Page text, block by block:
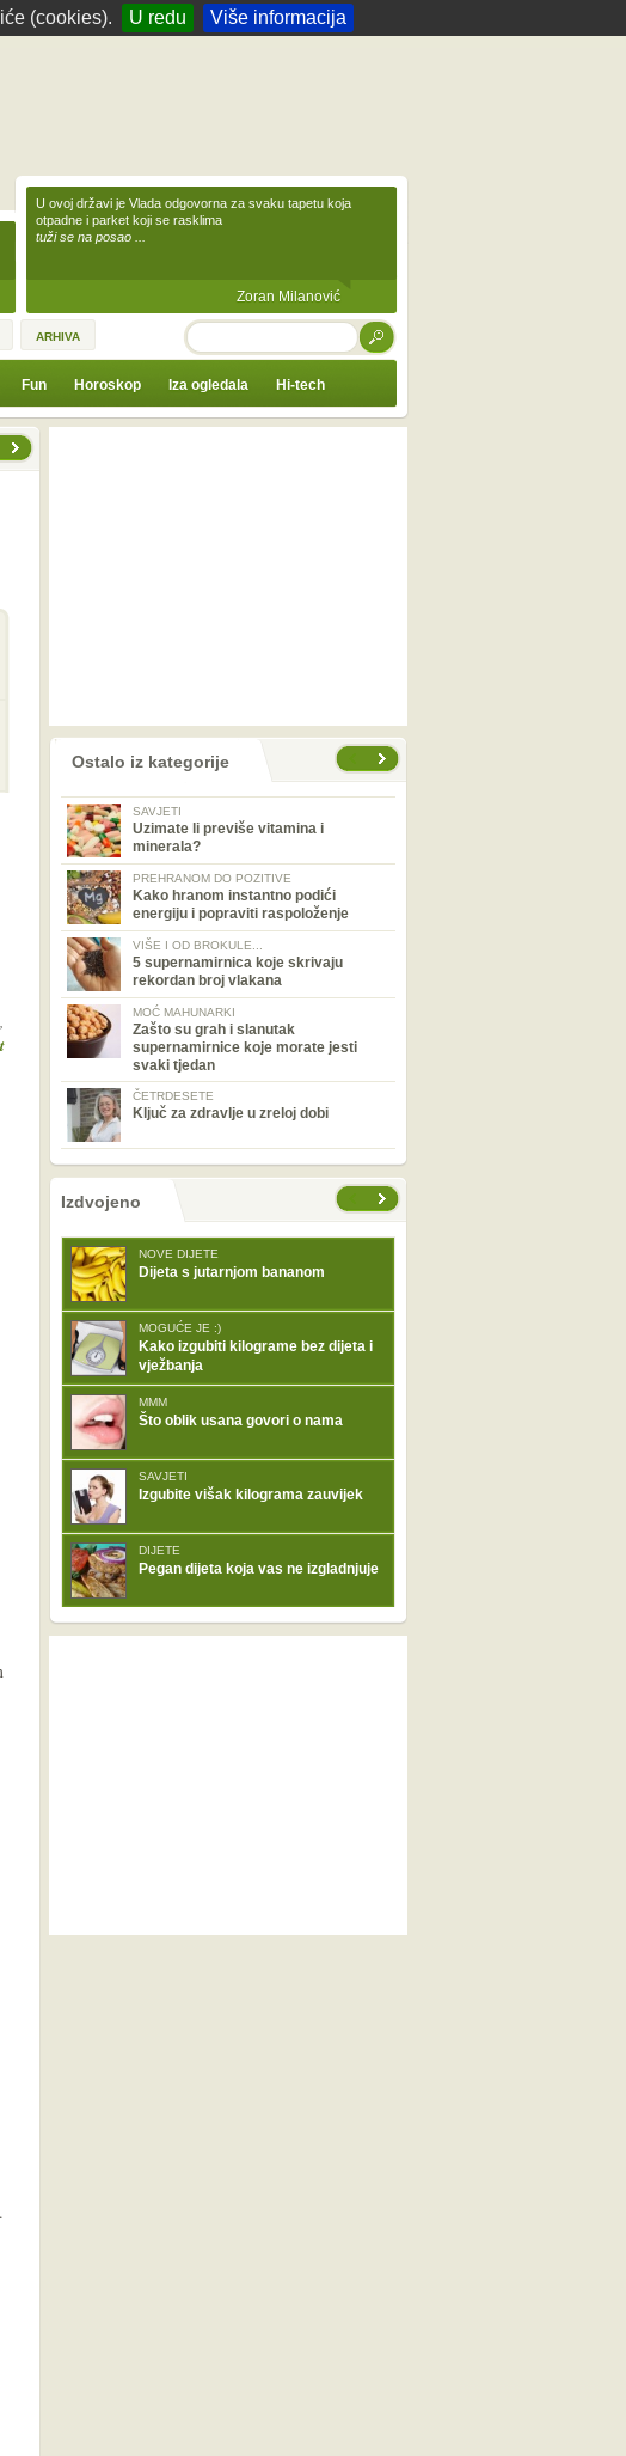
(cookies). U redu Više informacija
U ovoj državi je Vlada odgovorna za svaku tapetu koja
otpadne i parket koji se rasklima
tuži se na posao ...
Zoran Milanović
ARHIVA TRAŽI
Fun Horoskop Iza ogledala Hi-tech
,
Ostalo iz kategorije
SAVJETI
Uzimate li previše vitamina i
minerala?
PREHRANOM DO POZITIVE
Kako hranom instantno podići
energiju i popraviti raspoloženje
VIŠE I OD BROKULE...
5 supernamirnica koje skrivaju
rekordan broj vlakana
MOĆ MAHUNARKI
Zašto su grah i slanutak
supernamirnice koje morate jesti
svaki tjedan
ČETRDESETE
Ključ za zdravlje u zreloj dobi
prethodne stranice
sljedećeIzdvojeno
NOVE DIJETE
Dijeta s jutarnjom bananom
MOGUĆE JE :)
Kako izgubiti kilograme bez dijeta i
vježbanja
MMM
Što oblik usana govori o nama
SAVJETI
Izgubite višak kilograma zauvijek
DIJETE
Pegan dijeta koja vas ne izgladnjuje